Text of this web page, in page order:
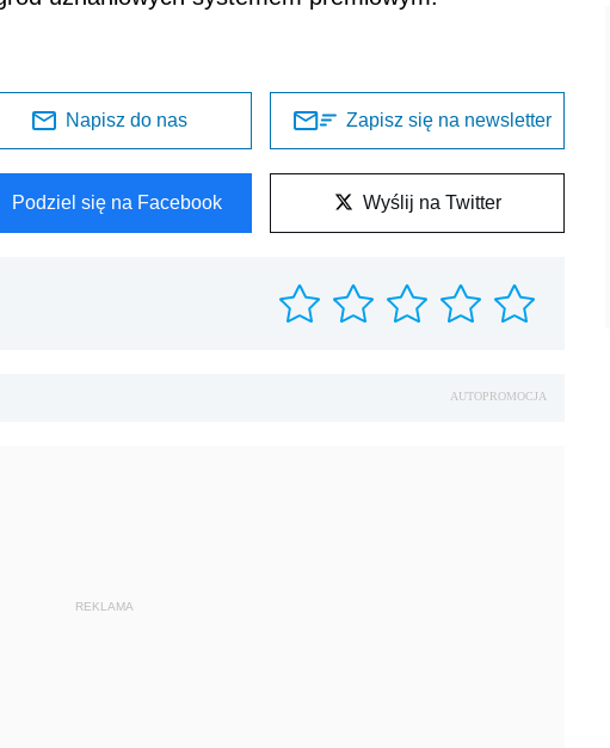
Napisz do nas Zapisz się na newsletter
Podziel się na Facebook Wyślij na Twitter
AUTOPROMOCJA
REKLAMA